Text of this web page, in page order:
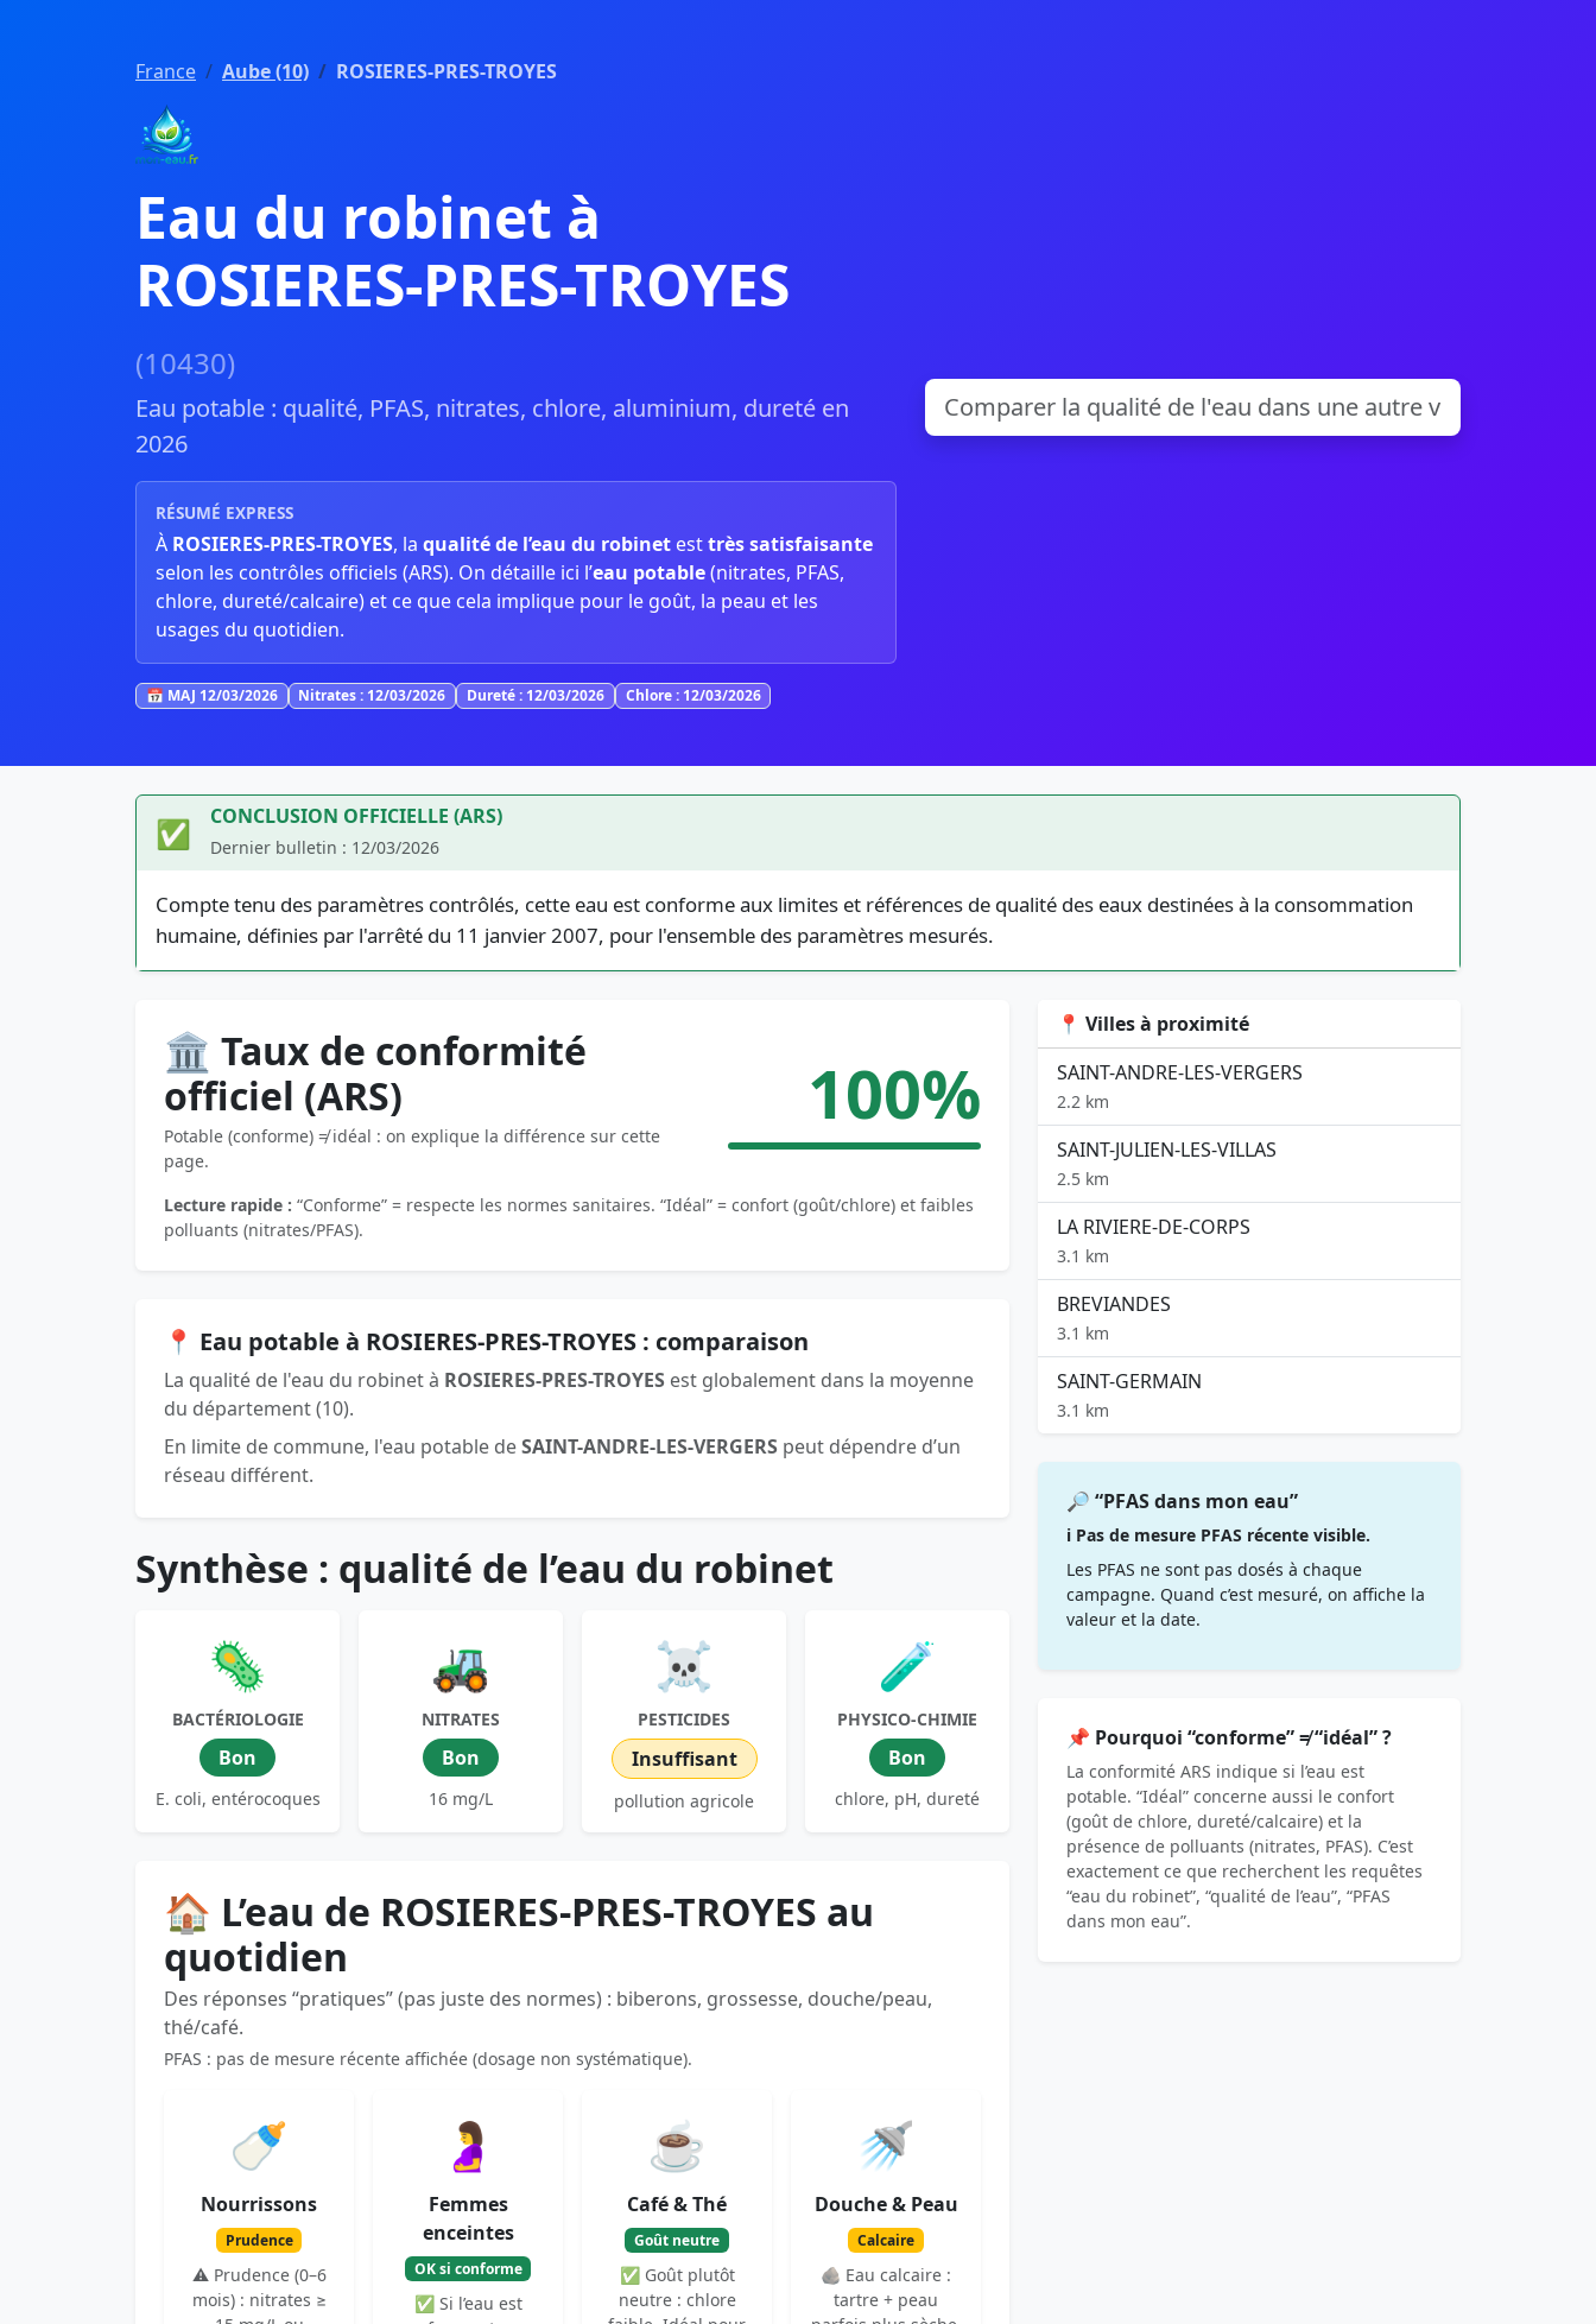
France Aube (10) ROSIERES-PRES-TROYES
Eau du robinet à
ROSIERES-PRES-TROYES
(10430)
Eau potable : qualité, PFAS, nitrates, chlore, aluminium, dureté en
2026
RÉSUMÉ EXPRESS
À ROSIERES-PRES-TROYES, la qualité de l’eau du robinet esttrès satisfaisante
selon les contrôles officiels (ARS). On détaille ici l’eau potable(nitrates, PFAS,
chlore, dureté/calcaire) et ce que cela implique pour le goût, la peau et les
usages du quotidien.
📅 MAJ 12/03/2026 Nitrates : 12/03/2026 Dureté : 12/03/2026 Chlore : 12/03/2026
✅ CONCLUSION OFFICIELLE (ARS)
Dernier bulletin : 12/03/2026
Compte tenu des paramètres contrôlés, cette eau est conforme aux limites et références de qualité des eaux destinées à la consommation
humaine, définies par l'arrêté du 11 janvier 2007, pour l'ensemble des paramètres mesurés.
🏛️ Taux de conformité
officiel (ARS)
Potable (conforme) ≠ idéal : on explique la différence sur cette
page.
100%
Lecture rapide : “Conforme” = respecte les normes sanitaires. “Idéal” = confort (goût/chlore) et faibles
polluants (nitrates/PFAS).
📍 Eau potable à ROSIERES-PRES-TROYES : comparaison
La qualité de l'eau du robinet à ROSIERES-PRES-TROYES est globalement dans la moyenne
du département (10).
En limite de commune, l'eau potable deSAINT-ANDRE-LES-VERGERS peut dépendre d’un
réseau différent.
Synthèse : qualité de l’eau du robinet
🦠
BACTÉRIOLOGIE
Bon
E. coli, entérocoques
🚜
NITRATES
Bon
16 mg/L
☠️
PESTICIDES
Insuffisant
pollution agricole
🧪
PHYSICO-CHIMIE
Bon
chlore, pH, dureté
🏠 L’eau de ROSIERES-PRES-TROYES au
quotidien
Des réponses “pratiques” (pas juste des normes) : biberons, grossesse, douche/peau,
thé/café.
PFAS : pas de mesure récente affichée (dosage non systématique).
🍼
Nourrissons
Prudence
⚠️ Prudence (0–6
mois) : nitrates ≥
🤰
Femmes
enceintes
OK si conforme
✅ Si l’eau est
☕
Café & Thé
Goût neutre
✅ Goût plutôt
neutre : chlore
🚿
Douche & Peau
Calcaire
🪨 Eau calcaire :
tartre + peau
📍 Villes à proximité
SAINT-ANDRE-LES-VERGERS
2.2 km
SAINT-JULIEN-LES-VILLAS
2.5 km
LA RIVIERE-DE-CORPS
3.1 km
BREVIANDES
3.1 km
SAINT-GERMAIN
3.1 km
🔎 “PFAS dans mon eau”
ℹ️ Pas de mesure PFAS récente visible.
Les PFAS ne sont pas dosés à chaque
campagne. Quand c’est mesuré, on affiche la
valeur et la date.
📌 Pourquoi “conforme” ≠ “idéal” ?
La conformité ARS indique si l’eau est
potable. “Idéal” concerne aussi le confort
(goût de chlore, dureté/calcaire) et la
présence de polluants (nitrates, PFAS). C’est
exactement ce que recherchent les requêtes
“eau du robinet”, “qualité de l’eau”, “PFAS
dans mon eau”.